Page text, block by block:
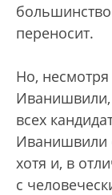
переносит.
Но, несмотря
Иванишвили,
всех
Иванишвили
хотя и, в
с